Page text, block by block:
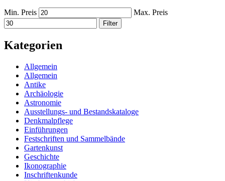
Min. Preis Max. Preis
Filter
Kategorien
Allgemein
Allgemein
Antike
Archäologie
Astronomie
Ausstellungs- und Bestandskataloge
Denkmalpflege
Einführungen
Festschriften und Sammelbände
Gartenkunst
Geschichte
Ikonographie
Inschriftenkunde